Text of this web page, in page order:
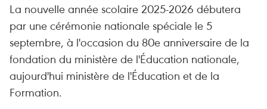
La nouvelle année scolaire 2025-2026 débutera
par une cérémonie nationale spéciale le 5
septembre, à l'occasion du 80e anniversaire de la
fondation du ministère de l'Éducation nationale,
aujourd'hui ministère de l'Éducation et de la
Formation.